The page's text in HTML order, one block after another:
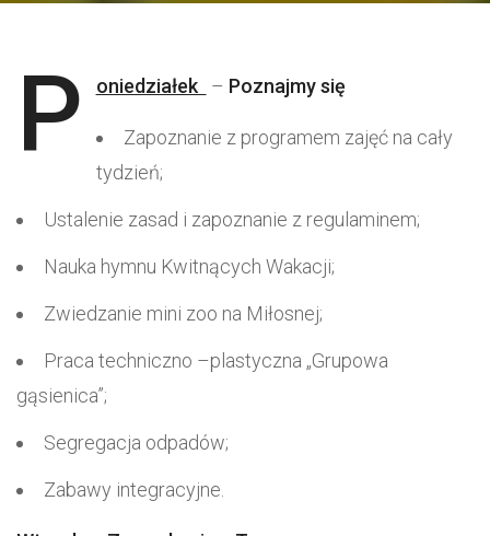
P oniedziałek – Poznajmy się
Zapoznanie z programem zajęć na cały
tydzień;
Ustalenie zasad i zapoznanie z regulaminem;
Nauka hymnu Kwitnących Wakacji;
Zwiedzanie mini zoo na Miłosnej;
Praca techniczno –plastyczna „Grupowa
gąsienica”;
Segregacja odpadów;
Zabawy integracyjne.